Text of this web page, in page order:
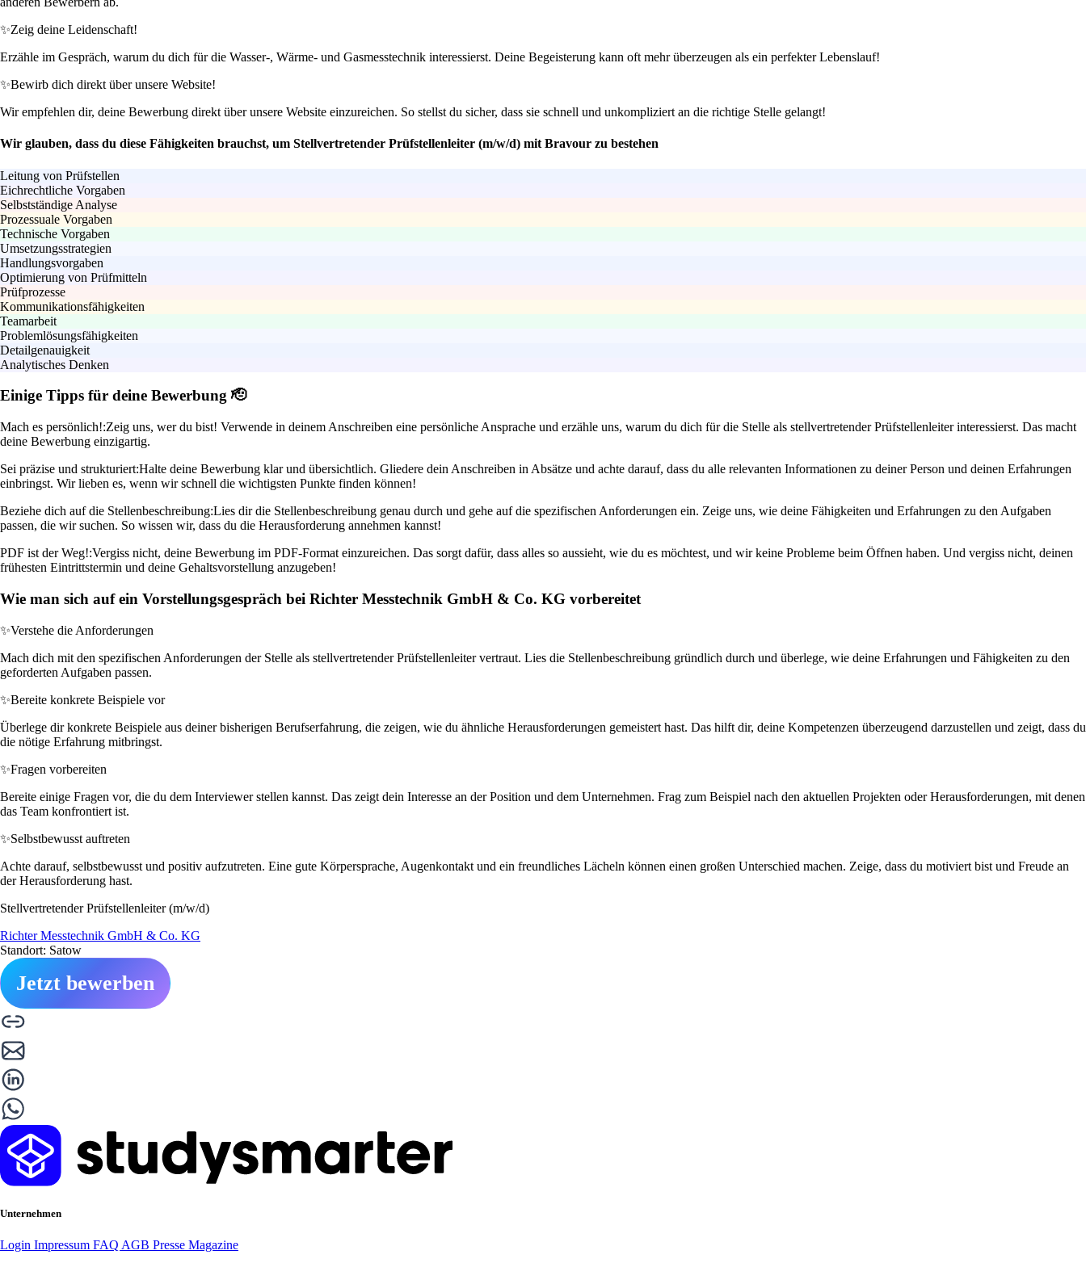
✨Zeig deine Leidenschaft!
Erzähle im Gespräch, warum du dich für die Wasser-, Wärme- und Gasmesstechnik interessierst. Deine Begeisterung kann oft mehr überzeugen als ein perfekter Lebenslauf!
✨Bewirb dich direkt über unsere Website!
Wir empfehlen dir, deine Bewerbung direkt über unsere Website einzureichen. So stellst du sicher, dass sie schnell und unkompliziert an die richtige Stelle gelangt!
Wir glauben, dass du diese Fähigkeiten brauchst, um Stellvertretender Prüfstellenleiter (m/w/d) mit Bravour zu bestehen
Leitung von Prüfstellen
Eichrechtliche Vorgaben
Selbstständige Analyse
Prozessuale Vorgaben
Technische Vorgaben
Umsetzungsstrategien
Handlungsvorgaben
Optimierung von Prüfmitteln
Prüfprozesse
Kommunikationsfähigkeiten
Teamarbeit
Problemlösungsfähigkeiten
Detailgenauigkeit
Analytisches Denken
Einige Tipps für deine Bewerbung 🫡
Mach es persönlich!:Zeig uns, wer du bist! Verwende in deinem Anschreiben eine persönliche Ansprache und erzähle uns, warum du dich für die Stelle als stellvertretender Prüfstellenleiter interessierst. Das macht
deine Bewerbung einzigartig.
Sei präzise und strukturiert:Halte deine Bewerbung klar und übersichtlich. Gliedere dein Anschreiben in Absätze und achte darauf, dass du alle relevanten Informationen zu deiner Person und deinen Erfahrungen
einbringst. Wir lieben es, wenn wir schnell die wichtigsten Punkte finden können!
Beziehe dich auf die Stellenbeschreibung:Lies dir die Stellenbeschreibung genau durch und gehe auf die spezifischen Anforderungen ein. Zeige uns, wie deine Fähigkeiten und Erfahrungen zu den Aufgaben
passen, die wir suchen. So wissen wir, dass du die Herausforderung annehmen kannst!
PDF ist der Weg!:Vergiss nicht, deine Bewerbung im PDF-Format einzureichen. Das sorgt dafür, dass alles so aussieht, wie du es möchtest, und wir keine Probleme beim Öffnen haben. Und vergiss nicht, deinen
frühesten Eintrittstermin und deine Gehaltsvorstellung anzugeben!
Wie man sich auf ein Vorstellungsgespräch bei Richter Messtechnik GmbH & Co. KG vorbereitet
✨Verstehe die Anforderungen
Mach dich mit den spezifischen Anforderungen der Stelle als stellvertretender Prüfstellenleiter vertraut. Lies die Stellenbeschreibung gründlich durch und überlege, wie deine Erfahrungen und Fähigkeiten zu den
geforderten Aufgaben passen.
✨Bereite konkrete Beispiele vor
Überlege dir konkrete Beispiele aus deiner bisherigen Berufserfahrung, die zeigen, wie du ähnliche Herausforderungen gemeistert hast. Das hilft dir, deine Kompetenzen überzeugend darzustellen und zeigt, dass du
die nötige Erfahrung mitbringst.
✨Fragen vorbereiten
Bereite einige Fragen vor, die du dem Interviewer stellen kannst. Das zeigt dein Interesse an der Position und dem Unternehmen. Frag zum Beispiel nach den aktuellen Projekten oder Herausforderungen, mit denen
das Team konfrontiert ist.
✨Selbstbewusst auftreten
Achte darauf, selbstbewusst und positiv aufzutreten. Eine gute Körpersprache, Augenkontakt und ein freundliches Lächeln können einen großen Unterschied machen. Zeige, dass du motiviert bist und Freude an
der Herausforderung hast.
Stellvertretender Prüfstellenleiter (m/w/d)
Richter Messtechnik GmbH & Co. KG
Standort: Satow
Jetzt bewerben
Unternehmen
Login Impressum FAQ AGB Presse Magazine